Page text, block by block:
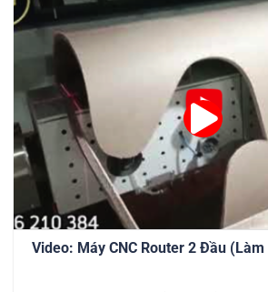
Video: Máy CNC Router 2 Đầu (Làm